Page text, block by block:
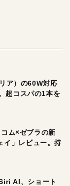
ア）の60W対応
超コスパの1本を
ム×ゼブラの新
イ」レビュー。持
AI、ショート